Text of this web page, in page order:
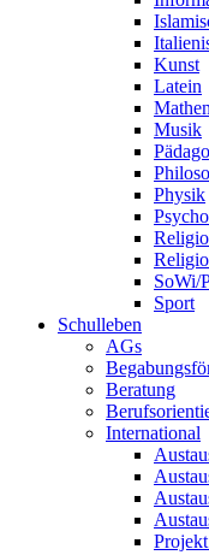
Kunst
Latein
Musik
Physik
SoWi/
Sport
Schulleben
AGs
Beratung
International